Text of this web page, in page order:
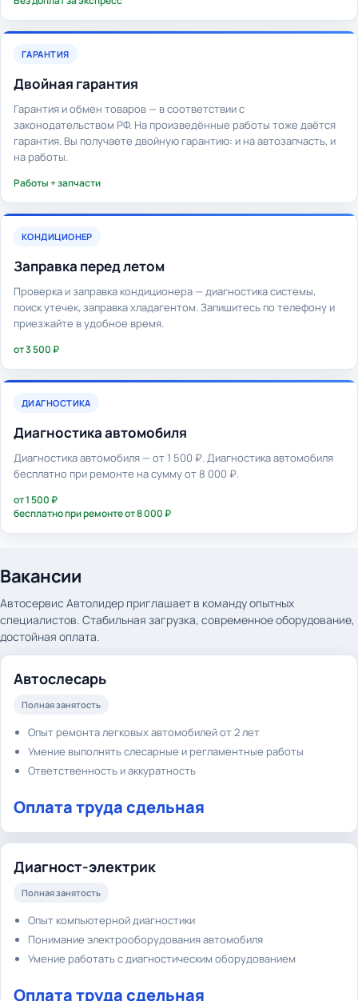
ГАРАНТИЯ
Двойная гарантия
Гарантия и обмен товаров — в соответствии с
законодательством РФ. На произведённые работы тоже даётся
гарантия. Вы получаете двойную гарантию: и на автозапчасть, и
на работы.
Работы + запчасти
КОНДИЦИОНЕР
Заправка перед летом
Проверка и заправка кондиционера — диагностика системы,
поиск утечек, заправка хладагентом. Запишитесь по телефону и
приезжайте в удобное время.
от 3 500 ₽
ДИАГНОСТИКА
Диагностика автомобиля
Диагностика автомобиля — от 1 500 ₽. Диагностика автомобиля
бесплатно при ремонте на сумму от 8 000 ₽.
от 1 500 ₽
бесплатно при ремонте от 8 000 ₽
Вакансии
Автосервис Автолидер приглашает в команду опытных
специалистов. Стабильная загрузка, современное оборудование,
достойная оплата.
Автослесарь
Полная занятость
Опыт ремонта легковых автомобилей от 2 лет
Умение выполнять слесарные и регламентные работы
Ответственность и аккуратность
Оплата труда сдельная
Диагност-электрик
Полная занятость
Опыт компьютерной диагностики
Понимание электрооборудования автомобиля
Умение работать с диагностическим оборудованием
Оплата труда сдельная